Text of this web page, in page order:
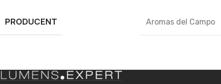
PRODUCENT Aromas del Campo